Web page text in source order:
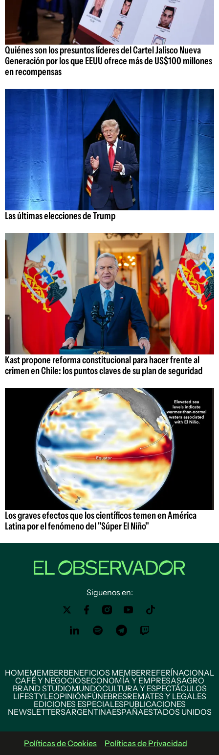
Quiénes son los presuntos líderes del Cartel Jalisco Nueva
Generación por los que EEUU ofrece más de US$100 millones
en recompensas
Las últimas elecciones de Trump
Kast propone reforma constitucional para hacer frente al
crimen en Chile: los puntos claves de su plan de seguridad
Los graves efectos que los científicos temen en América
Latina por el fenómeno del "Súper El Niño"
Siguenos en:
HOMEMEMBERBENEFICIOS MEMBERREFERÍNACIONAL
CAFÉ Y NEGOCIOSECONOMÍA Y EMPRESASAGRO
BRAND STUDIOMUNDOCULTURA Y ESPECTÁCULOS
LIFESTYLEOPINIÓNFÚNEBRESREMATES Y LEGALES
EDICIONES ESPECIALESPUBLICACIONES
NEWSLETTERSARGENTINAESPAÑAESTADOS UNIDOS
Políticas de Cookies
Políticas de Privacidad